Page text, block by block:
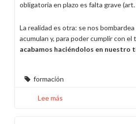
obligatoria en plazo es falta grave
La realidad es otra: se nos
acumulan y, para poder cumplir con el
acabamos haciéndolos en nuestro
formación
Lee más